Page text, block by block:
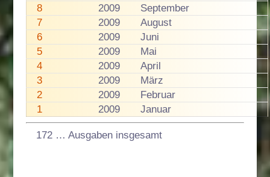
8
2009
September
7
2009
August
6
2009
Juni
5
2009
Mai
4
2009
April
3
2009
März
2
2009
Februar
1
2009 Januar
172 … Ausgaben insgesamt